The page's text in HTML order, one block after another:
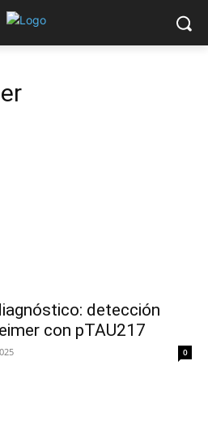
detección
con pTAU217
0